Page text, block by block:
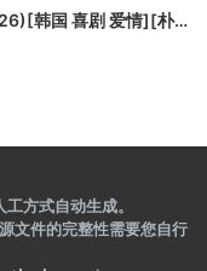
韩国 喜剧 爱情][朴
方式自动生成。
文件的完整性需要您自行